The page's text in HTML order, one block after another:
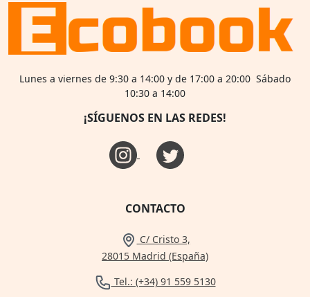
Lunes a viernes de 9:30 a 14:00 y de 17:00 a 20:00 Sábado
10:30 a 14:00
¡SÍGUENOS EN LAS REDES!
CONTACTO
C/ Cristo 3,
28015 Madrid (España)
Tel.: (+34) 91 559 5130